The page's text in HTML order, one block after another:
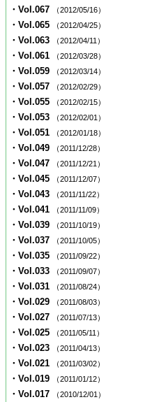
・Vol.067 （2012/05/16）
・Vol.065 （2012/04/25）
・Vol.063 （2012/04/11）
・Vol.061 （2012/03/28）
・Vol.059 （2012/03/14）
・Vol.057 （2012/02/29）
・Vol.055 （2012/02/15）
・Vol.053 （2012/02/01）
・Vol.051 （2012/01/18）
・Vol.049 （2011/12/28）
・Vol.047 （2011/12/21）
・Vol.045 （2011/12/07）
・Vol.043 （2011/11/22）
・Vol.041 （2011/11/09）
・Vol.039 （2011/10/19）
・Vol.037 （2011/10/05）
・Vol.035 （2011/09/22）
・Vol.033 （2011/09/07）
・Vol.031 （2011/08/24）
・Vol.029 （2011/08/03）
・Vol.027 （2011/07/13）
・Vol.025 （2011/05/11）
・Vol.023 （2011/04/13）
・Vol.021 （2011/03/02）
・Vol.019 （2011/01/12）
・Vol.017 （2010/12/01）